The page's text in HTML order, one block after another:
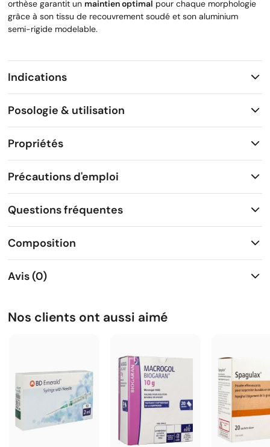
orthèse garantit un maintien optimal pour chaque morphologie
grâce à son tissu de recouvrement soudé et son aluminium
semi-rigide modelable.
Indications
Posologie & utilisation
Propriétés
Précautions d'emploi
Questions fréquentes
Composition
Avis (0)
Nos clients ont aussi aimé